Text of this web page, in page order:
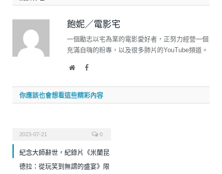
飽妮／電影宅
一個勵志以宅為業的電影愛好者，正努力經營一個
充滿自嗨的粉專，以及很多肺片的YouTube頻道。
WebsiteFacebook
你應該也會想看這些精彩內容
2023-07-21 0
紀念大師辭世，紀錄片《米蘭昆
德拉：從玩笑到無謂的盛宴》限